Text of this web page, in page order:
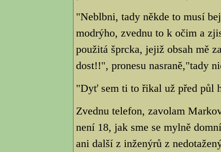
"Neblbni, tady někde to musí
modrýho, zvednu to k očim a
použitá šprcka, jejiž obsah mě
dost!!", pronesu nasraně,"tady
"Dyť sem ti to řikal už před půl
Zvednu telefon, zavolam
není 18, jak sme se mylně
ani další z inženýrů z